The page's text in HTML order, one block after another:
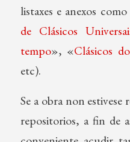
listaxes e anexos
de Clásicos
tempo», «Clásicos
etc).
Se a obra non estivese
repositorios, a fin de